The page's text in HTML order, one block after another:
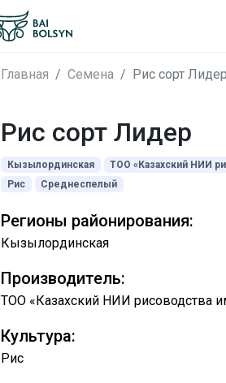
Главная Семена Рис сорт Лидер
Рис сорт Лидер
Кызылординская
ТОО «Казахский НИИ
Рис
Среднеспелый
Регионы районирования:
Кызылординская
Производитель:
ТОО «Казахский НИИ рисоводства
Культура:
Рис